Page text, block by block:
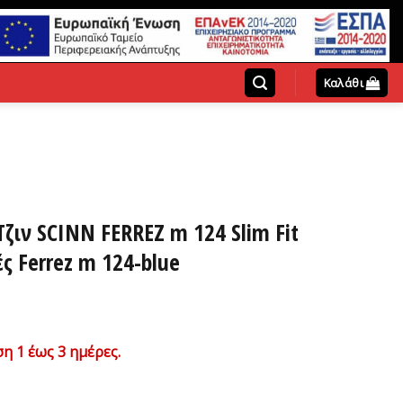
Καλάθι
SCINN FERREZ m 124 Slim Fit
Ferrez m 124-blue
1 έως 3 ημέρες.